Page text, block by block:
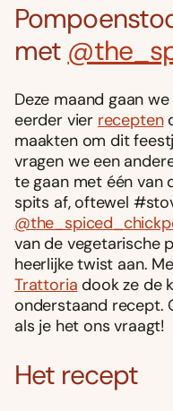
met
Deze maand gaan
eerder vier recepten
maakten om dit
vragen we een
te gaan met één van
spits af, oftewel
van de vegetarische
heerlijke twist aan.
Trattoria dook ze de
onderstaand recept.
als je het ons vraagt!
Het recept